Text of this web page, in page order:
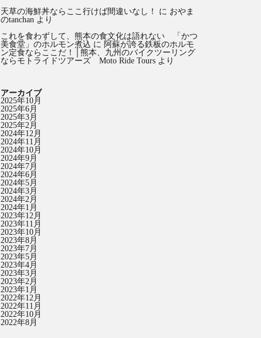
天草の海鮮丼ならここ行けば間違いなし！
に おやま
のtanchan より
これを食わずして、熊本の食文化は語れない 「かつ
美食堂」のホルモン煮込 に 阿蘇が誇る鉄板のホルモ
ン定食ならここだ！│熊本、九州のバイクツーリング
ならモトライドツアーズ Moto Ride Tours より
アーカイブ
2025年10月
2025年6月
2025年3月
2025年2月
2024年12月
2024年11月
2024年10月
2024年9月
2024年7月
2024年6月
2024年5月
2024年3月
2024年2月
2024年1月
2023年12月
2023年11月
2023年10月
2023年8月
2023年7月
2023年5月
2023年4月
2023年3月
2023年2月
2023年1月
2022年12月
2022年11月
2022年10月
2022年8月